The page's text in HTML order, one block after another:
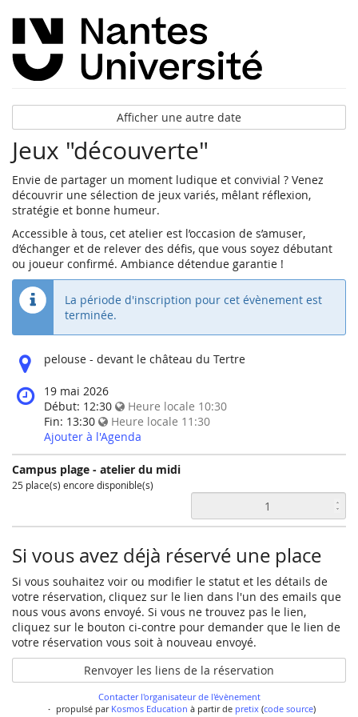
Afficher une autre date
Jeux "découverte"
Envie de partager un moment ludique et convivial ? Venez
découvrir une sélection de jeux variés, mêlant réflexion,
stratégie et bonne humeur.
Accessible à tous, cet atelier est l’occasion de s’amuser,
d’échanger et de relever des défis, que vous soyez débutant
ou joueur confirmé. Ambiance détendue garantie !
La période d'inscription pour cet évènement est
terminée.
Where
the
event
happen?
pelouse - devant le château du Tertre
When
does
the
event
happen?
19 mai 2026
Début: 12:30 Heure locale 10:30
Fin: 13:30 Heure locale 11:30
Ajouter à l'Agenda
Campus plage - atelier du midi
25 place(s) encore disponible(s)
Si vous avez déjà réservé une place
Si vous souhaitez voir ou modifier le statut et les détails de
votre réservation, cliquez sur le lien dans l'un des emails que
nous vous avons envoyé. Si vous ne trouvez pas le lien,
cliquez sur le bouton ci-contre pour demander que le lien de
votre réservation vous soit à nouveau envoyé.
Renvoyer les liens de la réservation
Contacter l'organisateur de l'évènement
propulsé par Kosmos Education à partir de pretix(code source)